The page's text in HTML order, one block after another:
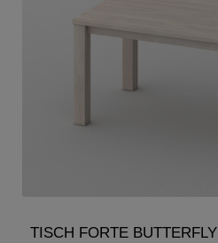
TISCH FORTE BUTTERFLY